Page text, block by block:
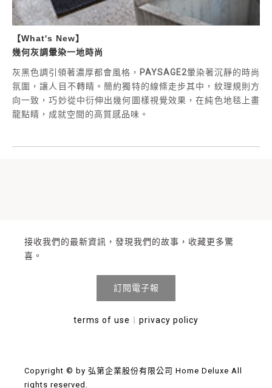
【What's New】
幾何灰調暈染一地時尚
灰黑色調引領著濃厚都會風格， PAYSAGE2暈染著沉靜的時尚
氛圍，讓人目不轉睛。簡約獨特的線條走步其中，紋理規則方
向一致，巧妙從中衍伸出幾何圖樣視覺效果，在純色地毯上畫
龍點睛，成就空間的高質感品味。
Copyright © by 弘第企業股份有限公司 Home Deluxe All
rights reserved.
接收我們的最新資訊，發現我們的故事，收藏更多驚
喜。
訂閱電子報
terms of use privacy policy